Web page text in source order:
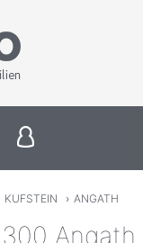
KUFSTEIN › ANGATH
Angath